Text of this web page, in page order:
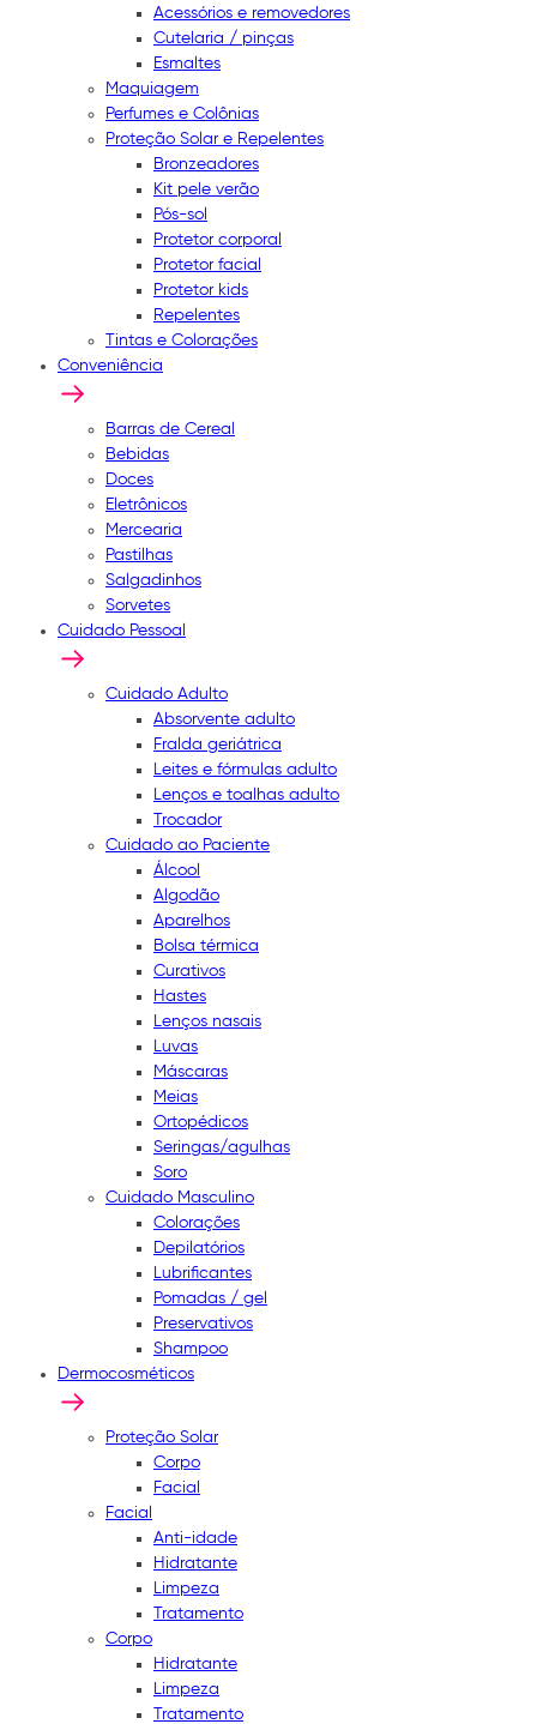
Acessórios e removedores
Cutelaria / pinças
Esmaltes
Maquiagem
Perfumes e Colônias
Proteção Solar e Repelentes
Bronzeadores
Kit pele verão
Pós-sol
Protetor corporal
Protetor facial
Protetor kids
Repelentes
Tintas e Colorações
Conveniência
Barras de Cereal
Bebidas
Doces
Eletrônicos
Mercearia
Pastilhas
Salgadinhos
Sorvetes
Cuidado Pessoal
Cuidado Adulto
Absorvente adulto
Fralda geriátrica
Leites e fórmulas adulto
Lenços e toalhas adulto
Trocador
Cuidado ao Paciente
Álcool
Algodão
Aparelhos
Bolsa térmica
Curativos
Hastes
Lenços nasais
Luvas
Máscaras
Meias
Ortopédicos
Seringas/agulhas
Soro
Cuidado Masculino
Colorações
Depilatórios
Lubrificantes
Pomadas / gel
Preservativos
Shampoo
Dermocosméticos
Proteção Solar
Corpo
Facial
Facial
Anti-idade
Hidratante
Limpeza
Tratamento
Corpo
Hidratante
Limpeza
Tratamento